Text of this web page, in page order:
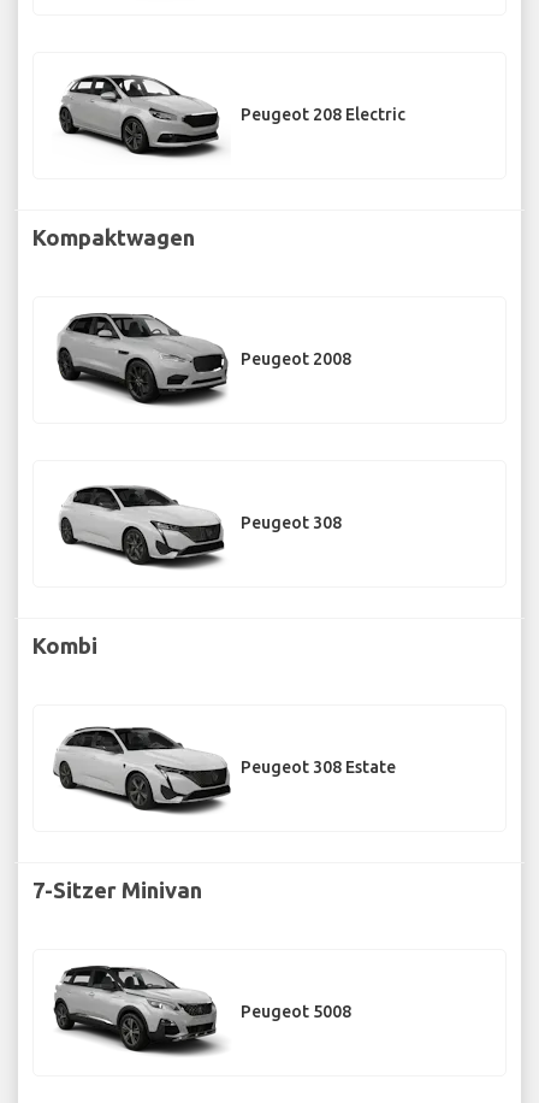
Peugeot 208 Electric
Kompaktwagen
Peugeot 2008
Peugeot 308
Kombi
Peugeot 308 Estate
7-Sitzer Minivan
Peugeot 5008